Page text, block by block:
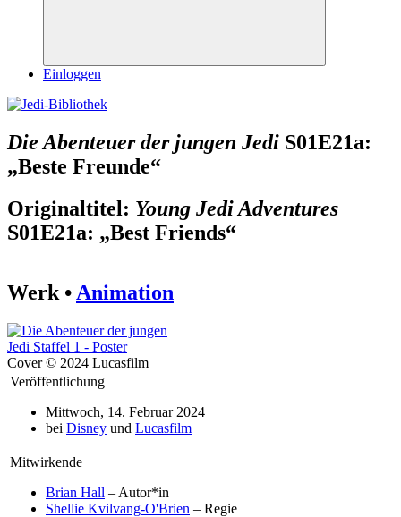
Suchen
Einloggen
Die Abenteuer der jungen Jedi S01E21a:
„Beste Freunde“
Originaltitel: Young Jedi Adventures
S01E21a: „Best Friends“
Werk • Animation
Cover © 2024 Lucasfilm
Veröffentlichung
Mittwoch, 14. Februar 2024
bei Disney und Lucasfilm
Mitwirkende
Brian Hall – Autor*in
Shellie Kvilvang-O'Brien – Regie